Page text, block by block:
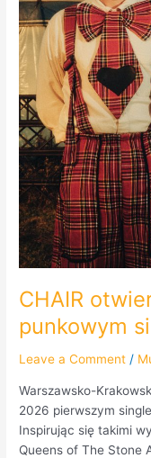
CHAIR
punkowym
Leave a Comment /
Warszawsko-
2026 pierwszym
Inspirując się takimi
Queens of The Stone